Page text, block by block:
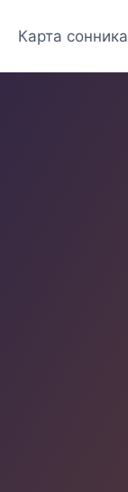
Карта сонника